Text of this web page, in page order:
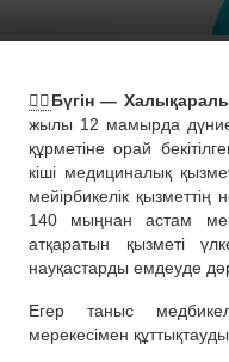
👩‍⚕️Бүгін —
жылы 12 мамырда
құрметіне орай
кіші медициналық
мейірбикелік қызметтің
140 мыңнан астам
атқаратын қызметі
науқастарды емдеуде
Егер таныс
мерекесімен